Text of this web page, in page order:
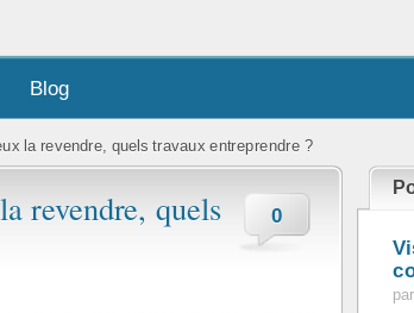
Blog
la revendre, quels travaux entreprendre ?
0
revendre, quels
par